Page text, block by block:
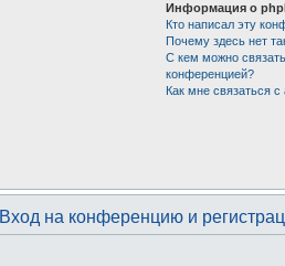
Информация о
Кто написал эту
Почему здесь нет
С кем можно
конференцией?
Как мне связаться
Вход на конференцию и